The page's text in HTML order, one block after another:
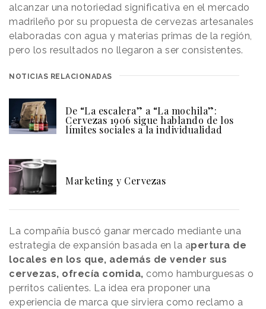
alcanzar una notoriedad significativa en el mercado
madrileño por su propuesta de cervezas artesanales
elaboradas con agua y materias primas de la región,
pero los resultados no llegaron a ser consistentes.
NOTICIAS RELACIONADAS
De “La escalera” a “La mochila”:
Cervezas 1906 sigue hablando de los
límites sociales a la individualidad
Marketing y Cervezas
La compañía buscó ganar mercado mediante una
estrategia de expansión basada en la apertura de
locales en los que, además de vender sus
cervezas, ofrecía comida, como hamburguesas o
perritos calientes. La idea era proponer una
experiencia de marca que sirviera como reclamo a